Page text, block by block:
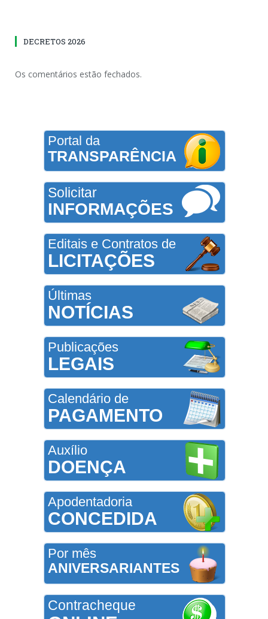
DECRETOS 2026
Os comentários estão fechados.
Portal da
TRANSPARÊNCIA
Solicitar
INFORMAÇÕES
Editais e Contratos de
LICITAÇÕES
Últimas
NOTÍCIAS
Publicações
LEGAIS
Calendário de
PAGAMENTO
Auxílio
DOENÇA
Apodentadoria
CONCEDIDA
Por mês
ANIVERSARIANTES
Contracheque